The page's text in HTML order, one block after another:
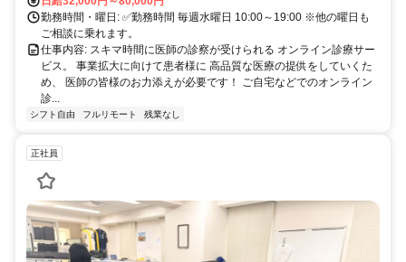
勤務時間・曜日: ✅勤務時間 毎週水曜日 10:00～19:00 ※他の曜日も
ご相談に乗れます。
仕事内容: スキマ時間に医師の診察が受けられる オンライン診療サー
ビス。 事業拡大に向けて患者様に 高品質な医療の提供をしていくた
め、 医師の皆様のお力添えが必要です！ ご自宅などでのオンライン
診...
シフト自由 フルリモート 残業なし
正社員